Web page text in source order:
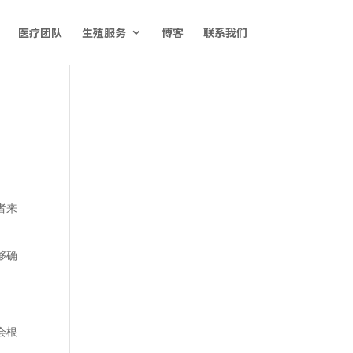
医疗团队 生殖服务 博客 联系我们
来
确
根